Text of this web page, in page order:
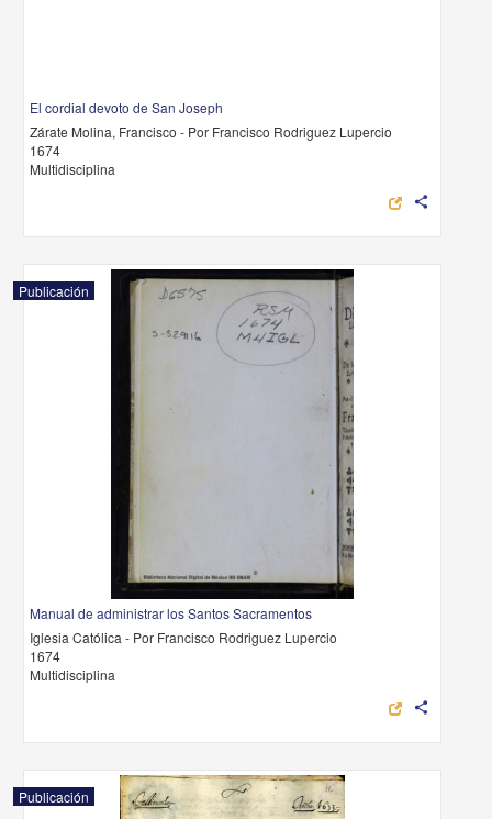
El cordial devoto de San Joseph
Zárate Molina, Francisco - Por Francisco Rodriguez Lupercio
1674
Multidisciplina
share
Publicación
Manual de administrar los Santos Sacramentos
Iglesia Católica - Por Francisco Rodriguez Lupercio
1674
Multidisciplina
share
Publicación